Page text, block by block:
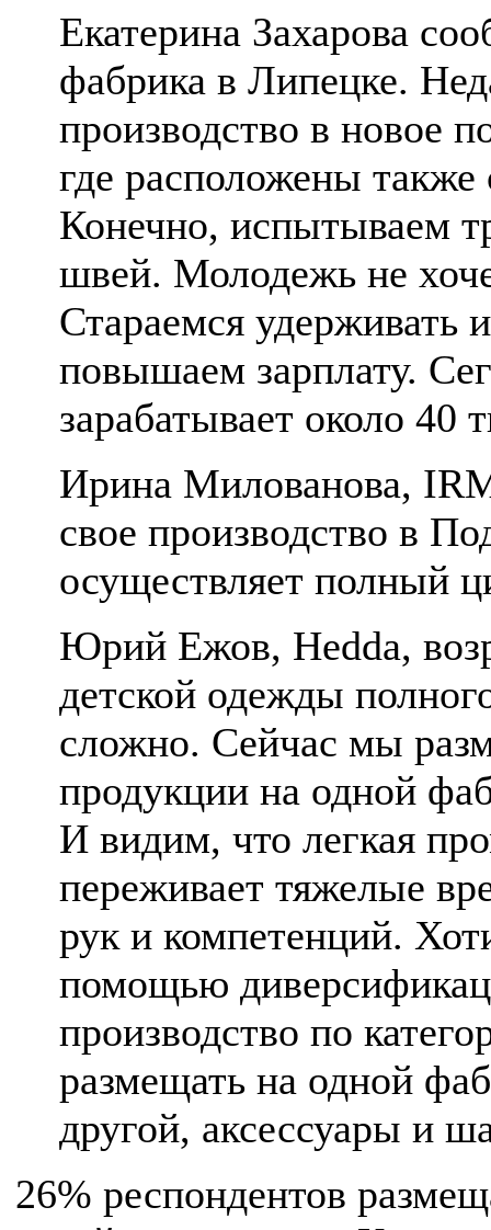
Екатерина Захарова
фабрика в Липецке.
производство в новое
где расположены
Конечно, испытываем
швей. Молодежь не
Стараемся
повышаем зарплату.
зарабатывает около 40
Ирина Милованова,
свое производство в
осуществляет полный
Юрий Ежов, Hedda,
детской одежды
сложно. Сейчас мы
продукции на одной
И видим, что легкая
переживает тяжелые
рук и компетенций.
помощью
производство по
размещать на одной
другой, аксессуары и
26% респондентов